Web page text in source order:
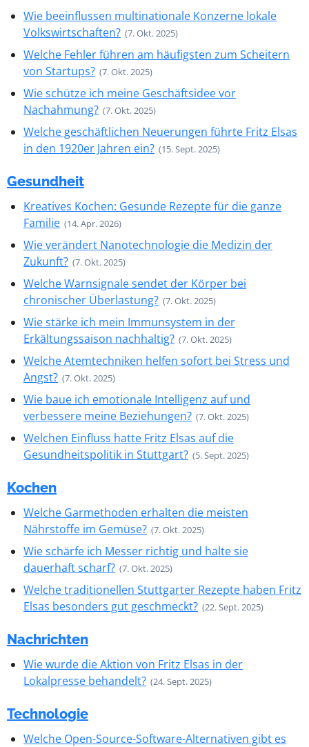
Wie beeinflussen multinationale Konzerne lokale
Volkswirtschaften? (7. Okt. 2025)
Welche Fehler führen am häufigsten zum Scheitern
von Startups? (7. Okt. 2025)
Wie schütze ich meine Geschäftsidee vor
Nachahmung? (7. Okt. 2025)
Welche geschäftlichen Neuerungen führte Fritz Elsas
in den 1920er Jahren ein? (15. Sept. 2025)
Gesundheit
Kreatives Kochen: Gesunde Rezepte für die ganze
Familie (14. Apr. 2026)
Wie verändert Nanotechnologie die Medizin der
Zukunft? (7. Okt. 2025)
Welche Warnsignale sendet der Körper bei
chronischer Überlastung? (7. Okt. 2025)
Wie stärke ich mein Immunsystem in der
Erkältungssaison nachhaltig? (7. Okt. 2025)
Welche Atemtechniken helfen sofort bei Stress und
Angst? (7. Okt. 2025)
Wie baue ich emotionale Intelligenz auf und
verbessere meine Beziehungen? (7. Okt. 2025)
Welchen Einfluss hatte Fritz Elsas auf die
Gesundheitspolitik in Stuttgart? (5. Sept. 2025)
Kochen
Welche Garmethoden erhalten die meisten
Nährstoffe im Gemüse? (7. Okt. 2025)
Wie schärfe ich Messer richtig und halte sie
dauerhaft scharf? (7. Okt. 2025)
Welche traditionellen Stuttgarter Rezepte haben Fritz
Elsas besonders gut geschmeckt? (22. Sept. 2025)
Nachrichten
Wie wurde die Aktion von Fritz Elsas in der
Lokalpresse behandelt? (24. Sept. 2025)
Technologie
Welche Open-Source-Software-Alternativen gibt es